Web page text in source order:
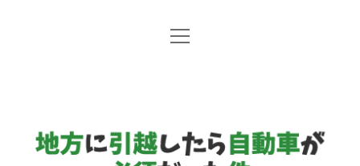
地方暮らしと自動車
国産メーカー
open
方
に